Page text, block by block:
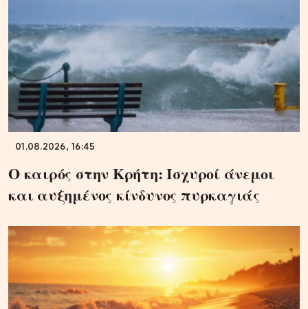
01.08.2026, 16:45
Ο καιρός στην Κρήτη: Ισχυροί άνεμοι
και αυξημένος κίνδυνος πυρκαγιάς